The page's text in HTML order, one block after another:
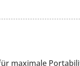
maximale